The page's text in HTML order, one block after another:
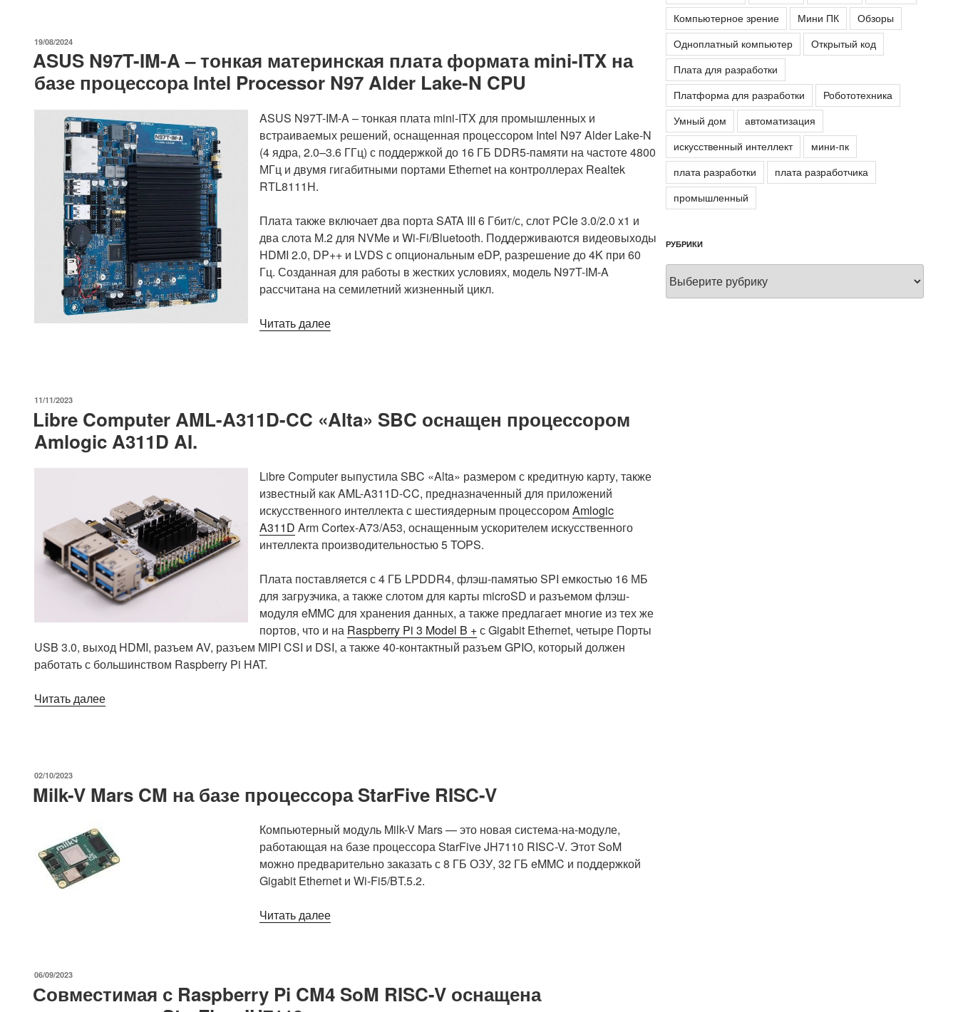
процессором
NX27V
обеспечивает
разработки
Voyager
форм-
фактора
ОПУБЛИКОВАНО
19/08/2024
ASUS N97T-IM-A – тонкая материнская плата формата mini-ITX на
базе процессора Intel Processor N97 Alder Lake-N CPU
ASUS N97T-IM-A – тонкая плата mini-ITX для промышленных и
встраиваемых решений, оснащенная процессором Intel N97 Alder Lake-N
(4 ядра, 2.0–3.6 ГГц) с поддержкой до 16 ГБ DDR5-памяти на частоте 4800
МГц и двумя гигабитными портами Ethernet на контроллерах Realtek
RTL8111H.
Плата также включает два порта SATA III 6 Гбит/с, слот PCIe 3.0/2.0 x1 и
два слота M.2 для NVMe и Wi-Fi/Bluetooth. Поддерживаются видеовыходы
HDMI 2.0, DP++ и LVDS с опциональным eDP, разрешение до 4K при 60
Гц. Созданная для работы в жестких условиях, модель N97T-IM-A
рассчитана на семилетний жизненный цикл.
Читать далее«ASUS
материнская
mini-
ITX
на
базе
процессора
Processor
N97
Alder
Lake-
N
ОПУБЛИКОВАНО
11/11/2023
Libre Computer AML-A311D-CC «Alta» SBC оснащен процессором
Amlogic A311D AI.
Libre Computer выпустила SBC «Alta» размером с кредитную карту, также
известный как AML-A311D-CC, предназначенный для приложений
искусственного интеллекта с шестиядерным процессором Amlogic
A311D Arm Cortex-A73/A53, оснащенным ускорителем искусственного
интеллекта производительностью 5 TOPS.
Плата поставляется с 4 ГБ LPDDR4, флэш-памятью SPI емкостью 16 МБ
для загрузчика, а также слотом для карты microSD и разъемом флэш-
модуля eMMC для хранения данных, а также предлагает многие из тех же
портов, что и на Raspberry Pi 3 Model B +с Gigabit Ethernet, четыре Порты
USB 3.0, выход HDMI, разъем AV, разъем MIPI CSI и DSI, а также 40-контактный разъем GPIO, который должен
работать с большинством Raspberry Pi HAT.
Читать далее«Libre
SBC
Amlogic
A311D
ОПУБЛИКОВАНО
02/10/2023
Milk-V Mars CM на базе процессора StarFive RISC-V
Компьютерный модуль Milk-V Mars — это новая система-на-модуле,
работающая на базе процессора StarFive JH7110 RISC-V. Этот SoM
можно предварительно заказать с 8 ГБ ОЗУ, 32 ГБ eMMC и поддержкой
Gigabit Ethernet и Wi-Fi5/BT.5.2.
Читать далее«Milk-
базе
ОПУБЛИКОВАНО
06/09/2023
Совместимая с Raspberry Pi CM4 SoM RISC-V оснащена
Компьютерное зрение
Мини ПК
Обзоры
Одноплатный компьютер
Открытый код
Плата для разработки
Платформа для разработки
Робототехника
Умный дом
автоматизация
искусственный интеллект
мини-пк
плата разработки
плата разработчика
промышленный
РУБРИКИ
Рубрики